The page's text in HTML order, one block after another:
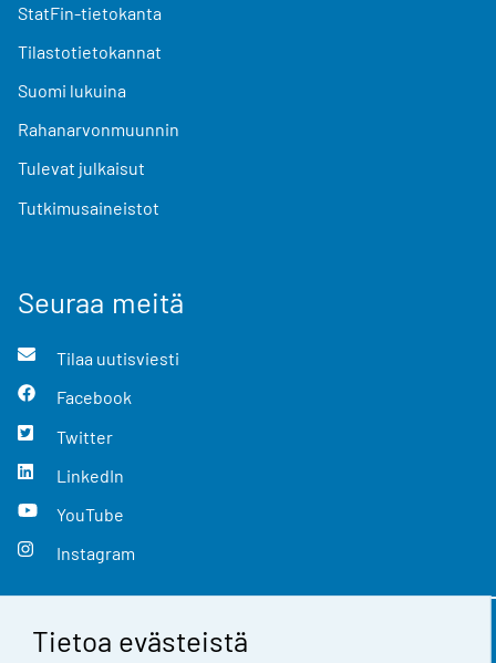
Tietoa evästeistä
StatFin-tietokanta
Tilastotietokannat
Suomi lukuina
Rahanarvonmuunnin
Tulevat julkaisut
Tutkimusaineistot
Seuraa meitä
Tilaa uutisviesti
Facebook
Twitter
LinkedIn
YouTube
Instagram
Yhteystiedot